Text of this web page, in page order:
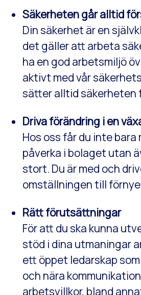
Säkerheten går alltid
Din säkerhet är en
det gäller att arbeta
ha en god arbetsmiljö
aktivt med vår
sätter alltid säkerheten
Driva förändring i en
Hos oss får du inte
påverka i bolaget utan
stort. Du är med och
omställningen till
Rätt förutsättningar
För att du ska kunna
stöd i dina utmaningar
ett öppet ledarskap
och nära
arbetsvillkor, bland